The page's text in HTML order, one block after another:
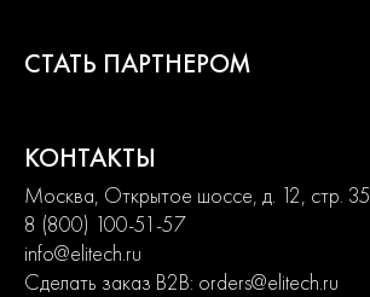
СТАТЬ ПАРТНЕРОМ
КОНТАКТЫ
Москва, Открытое шоссе, д. 12, стр. 35
8 (800) 100-51-57
info@elitech.ru
Сделать заказ B2B: orders@elitech.ru